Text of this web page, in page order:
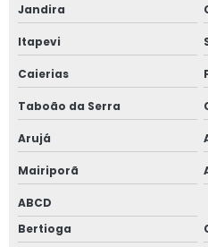
Janelas antirruído para
Janelas antirruído para
Janelas para conforto
Perfil acústico
Persiana horizontal entre
Porta de alto padrão
Jandira
Itapevi
Caierias
Taboão da Serra
Arujá
Mairiporã
ABCD
Bertioga